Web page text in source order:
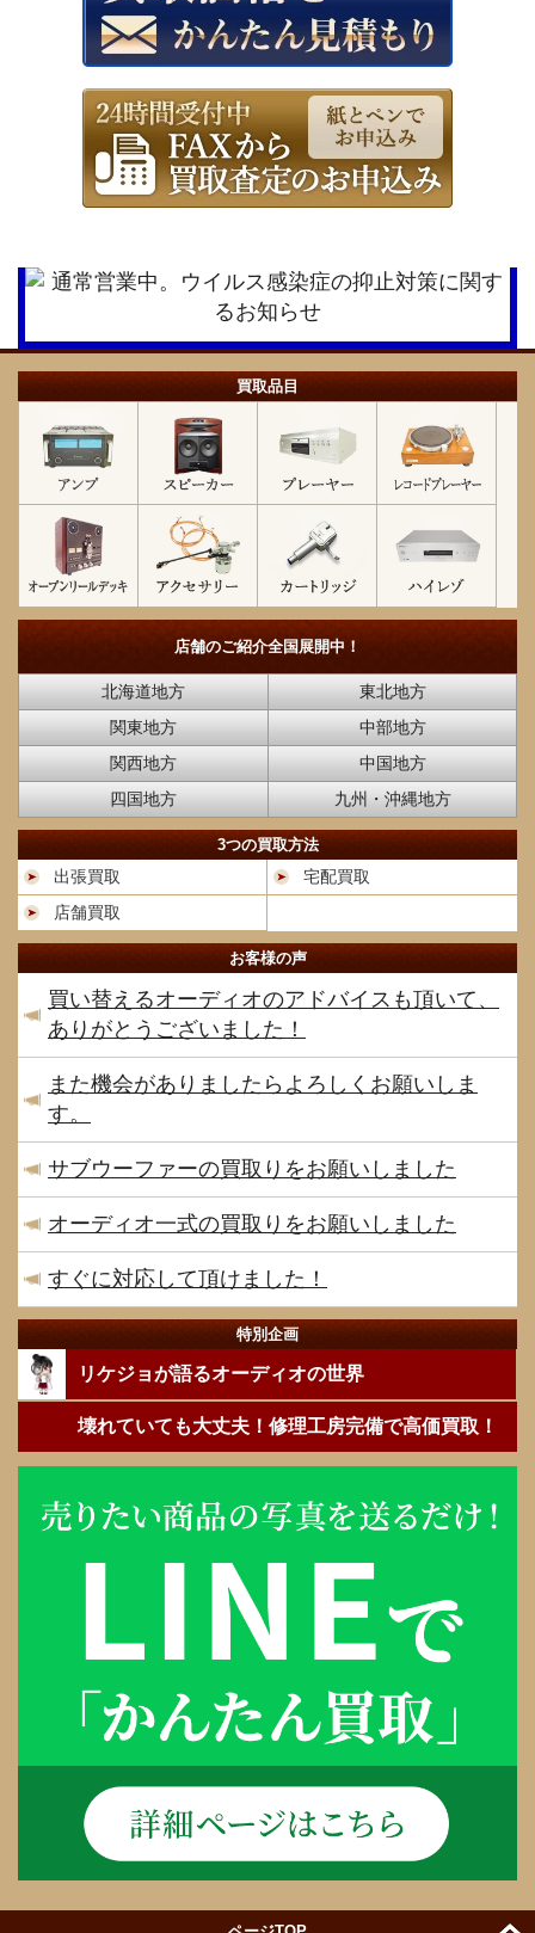
買取品目
店舗のご紹介全国展開中！
北海道地方
東北地方
関東地方
中部地方
関西地方
中国地方
四国地方
九州・沖縄地方
3つの買取方法
出張買取
宅配買取
店舗買取
お客様の声
買い替えるオーディオのアドバイスも頂いて、
ありがとうございました！
また機会がありましたらよろしくお願いしま
す。
サブウーファーの買取りをお願いしました
オーディオ一式の買取りをお願いしました
すぐに対応して頂けました！
特別企画
リケジョが語るオーディオの世界
壊れていても大丈夫！修理工房完備で高価買取！